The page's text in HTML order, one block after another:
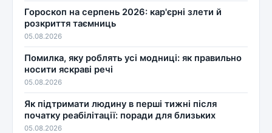
Гороскоп на серпень 2026: кар'єрні злети й
розкриття таємниць
05.08.2026
Помилка, яку роблять усі модниці: як правильно
носити яскраві речі
05.08.2026
Як підтримати людину в перші тижні після
початку реабілітації: поради для близьких
05.08.2026